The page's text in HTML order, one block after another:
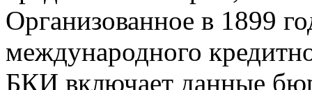
Организованное в 1899
международного
БКИ включает данные